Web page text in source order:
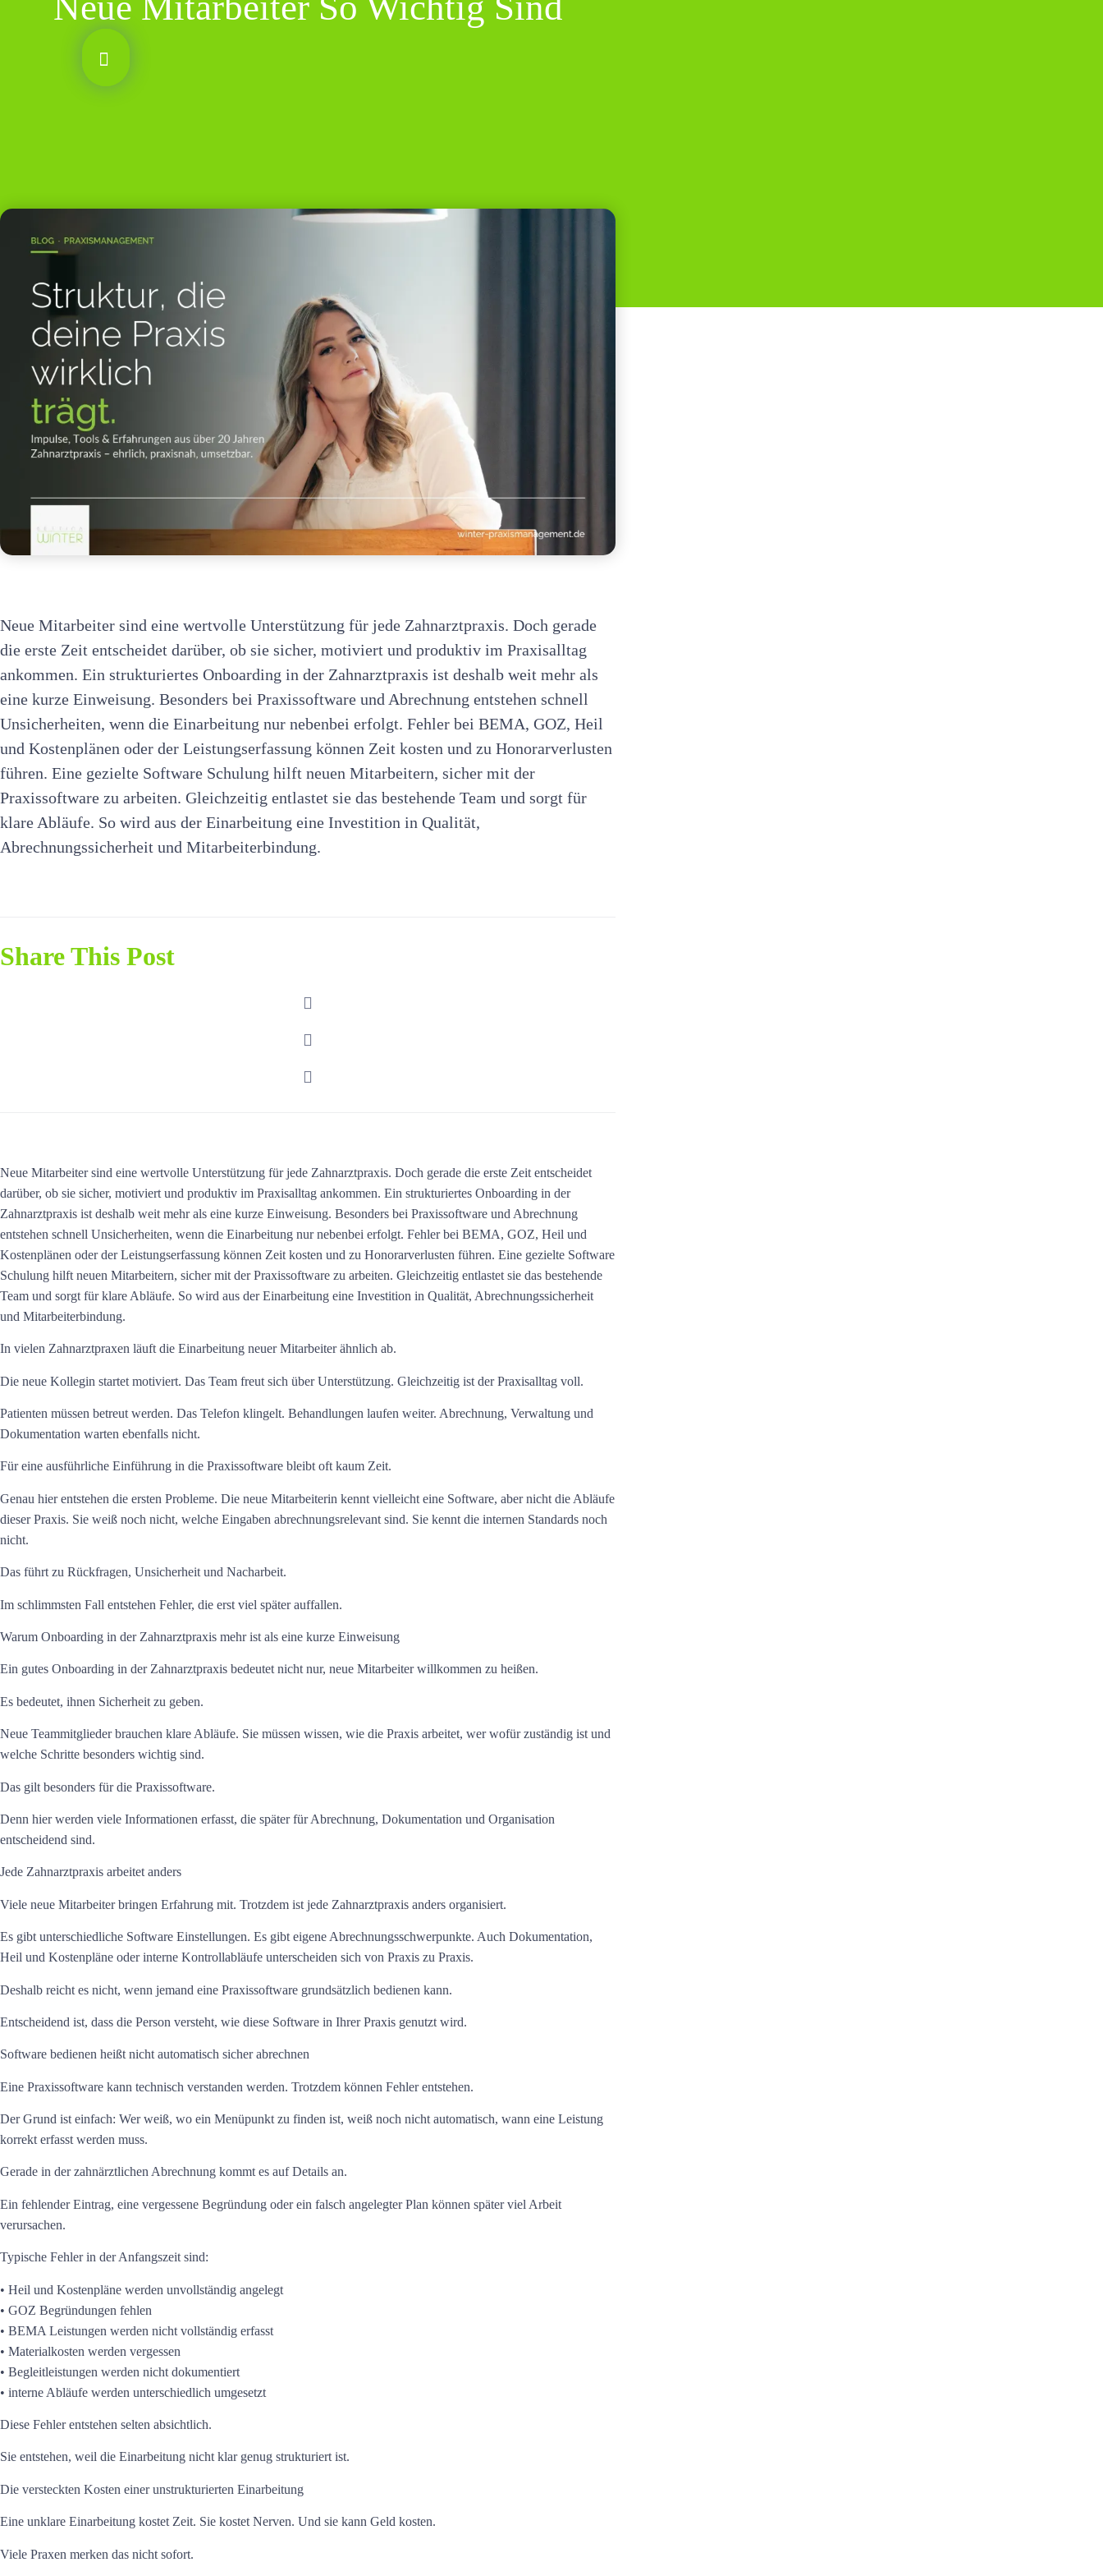
Neue Mitarbeiter sind eine wertvolle Unterstützung für jede Zahnarztpraxis. Doch gerade
die erste Zeit entscheidet darüber, ob sie sicher, motiviert und produktiv im Praxisalltag
ankommen. Ein strukturiertes Onboarding in der Zahnarztpraxis ist deshalb weit mehr als
eine kurze Einweisung. Besonders bei Praxissoftware und Abrechnung entstehen schnell
Unsicherheiten, wenn die Einarbeitung nur nebenbei erfolgt. Fehler bei BEMA, GOZ, Heil
und Kostenplänen oder der Leistungserfassung können Zeit kosten und zu Honorarverlusten
führen. Eine gezielte Software Schulung hilft neuen Mitarbeitern, sicher mit der
Praxissoftware zu arbeiten. Gleichzeitig entlastet sie das bestehende Team und sorgt für
klare Abläufe. So wird aus der Einarbeitung eine Investition in Qualität,
Abrechnungssicherheit und Mitarbeiterbindung.
Share This Post
Neue Mitarbeiter sind eine wertvolle Unterstützung für jede Zahnarztpraxis. Doch gerade die erste Zeit entscheidet
darüber, ob sie sicher, motiviert und produktiv im Praxisalltag ankommen. Ein strukturiertes Onboarding in der
Zahnarztpraxis ist deshalb weit mehr als eine kurze Einweisung. Besonders bei Praxissoftware und Abrechnung
entstehen schnell Unsicherheiten, wenn die Einarbeitung nur nebenbei erfolgt. Fehler bei BEMA, GOZ, Heil und
Kostenplänen oder der Leistungserfassung können Zeit kosten und zu Honorarverlusten führen. Eine gezielte Software
Schulung hilft neuen Mitarbeitern, sicher mit der Praxissoftware zu arbeiten. Gleichzeitig entlastet sie das bestehende
Team und sorgt für klare Abläufe. So wird aus der Einarbeitung eine Investition in Qualität, Abrechnungssicherheit
und Mitarbeiterbindung.
In vielen Zahnarztpraxen läuft die Einarbeitung neuer Mitarbeiter ähnlich ab.
Die neue Kollegin startet motiviert. Das Team freut sich über Unterstützung. Gleichzeitig ist der Praxisalltag voll.
Patienten müssen betreut werden. Das Telefon klingelt. Behandlungen laufen weiter. Abrechnung, Verwaltung und
Dokumentation warten ebenfalls nicht.
Für eine ausführliche Einführung in die Praxissoftware bleibt oft kaum Zeit.
Genau hier entstehen die ersten Probleme. Die neue Mitarbeiterin kennt vielleicht eine Software, aber nicht die Abläufe
dieser Praxis. Sie weiß noch nicht, welche Eingaben abrechnungsrelevant sind. Sie kennt die internen Standards noch
nicht.
Das führt zu Rückfragen, Unsicherheit und Nacharbeit.
Im schlimmsten Fall entstehen Fehler, die erst viel später auffallen.
Warum Onboarding in der Zahnarztpraxis mehr ist als eine kurze Einweisung
Ein gutes Onboarding in der Zahnarztpraxis bedeutet nicht nur, neue Mitarbeiter willkommen zu heißen.
Es bedeutet, ihnen Sicherheit zu geben.
Neue Teammitglieder brauchen klare Abläufe. Sie müssen wissen, wie die Praxis arbeitet, wer wofür zuständig ist und
welche Schritte besonders wichtig sind.
Das gilt besonders für die Praxissoftware.
Denn hier werden viele Informationen erfasst, die später für Abrechnung, Dokumentation und Organisation
entscheidend sind.
Jede Zahnarztpraxis arbeitet anders
Viele neue Mitarbeiter bringen Erfahrung mit. Trotzdem ist jede Zahnarztpraxis anders organisiert.
Es gibt unterschiedliche Software Einstellungen. Es gibt eigene Abrechnungsschwerpunkte. Auch Dokumentation,
Heil und Kostenpläne oder interne Kontrollabläufe unterscheiden sich von Praxis zu Praxis.
Deshalb reicht es nicht, wenn jemand eine Praxissoftware grundsätzlich bedienen kann.
Entscheidend ist, dass die Person versteht, wie diese Software in Ihrer Praxis genutzt wird.
Software bedienen heißt nicht automatisch sicher abrechnen
Eine Praxissoftware kann technisch verstanden werden. Trotzdem können Fehler entstehen.
Der Grund ist einfach: Wer weiß, wo ein Menüpunkt zu finden ist, weiß noch nicht automatisch, wann eine Leistung
korrekt erfasst werden muss.
Gerade in der zahnärztlichen Abrechnung kommt es auf Details an.
Ein fehlender Eintrag, eine vergessene Begründung oder ein falsch angelegter Plan können später viel Arbeit
verursachen.
Typische Fehler in der Anfangszeit sind:
• Heil und Kostenpläne werden unvollständig angelegt
• GOZ Begründungen fehlen
• BEMA Leistungen werden nicht vollständig erfasst
• Materialkosten werden vergessen
• Begleitleistungen werden nicht dokumentiert
• interne Abläufe werden unterschiedlich umgesetzt
Diese Fehler entstehen selten absichtlich.
Sie entstehen, weil die Einarbeitung nicht klar genug strukturiert ist.
Die versteckten Kosten einer unstrukturierten Einarbeitung
Eine unklare Einarbeitung kostet Zeit. Sie kostet Nerven. Und sie kann Geld kosten.
Viele Praxen merken das nicht sofort.